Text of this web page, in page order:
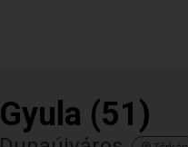
Gyula (51)